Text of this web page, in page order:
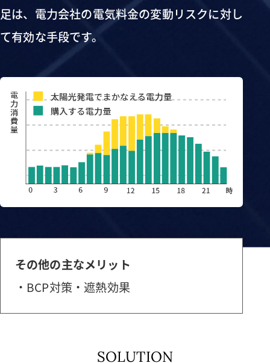
足は、電力会社の電気料金の変動リスクに対し
て有効な手段です。
その他の主なメリット
BCP対策
遮熱効果
SOLUTION